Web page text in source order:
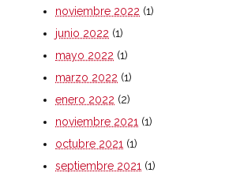
noviembre 2022 (1)
junio 2022 (1)
mayo 2022 (1)
marzo 2022 (1)
enero 2022 (2)
noviembre 2021 (1)
octubre 2021 (1)
septiembre 2021 (1)